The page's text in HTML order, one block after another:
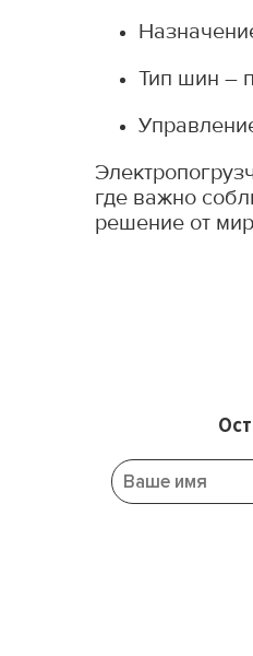
Тип шин –
где важно
решение от